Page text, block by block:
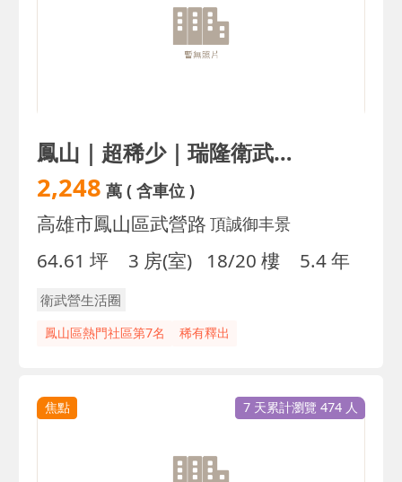
鳳山｜超稀少｜瑞隆衛武營｜高樓3房雙平車｜雙衛開窗
2,248 萬( 含車位 )
高雄市鳳山區武營路 頂誠御丰景
64.61 坪 3 房(室) 18/20 樓 5.4 年
衛武營生活圈
鳳山區熱門社區第7名 稀有釋出
焦點 7 天累計瀏覽 474 人